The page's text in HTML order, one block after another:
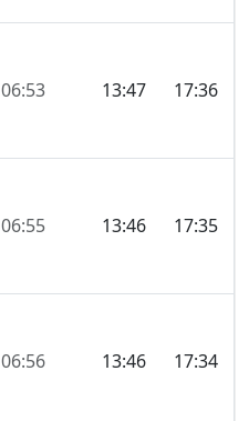
06:53 13:47 17:36
06:55 13:46 17:35
06:56 13:46 17:34